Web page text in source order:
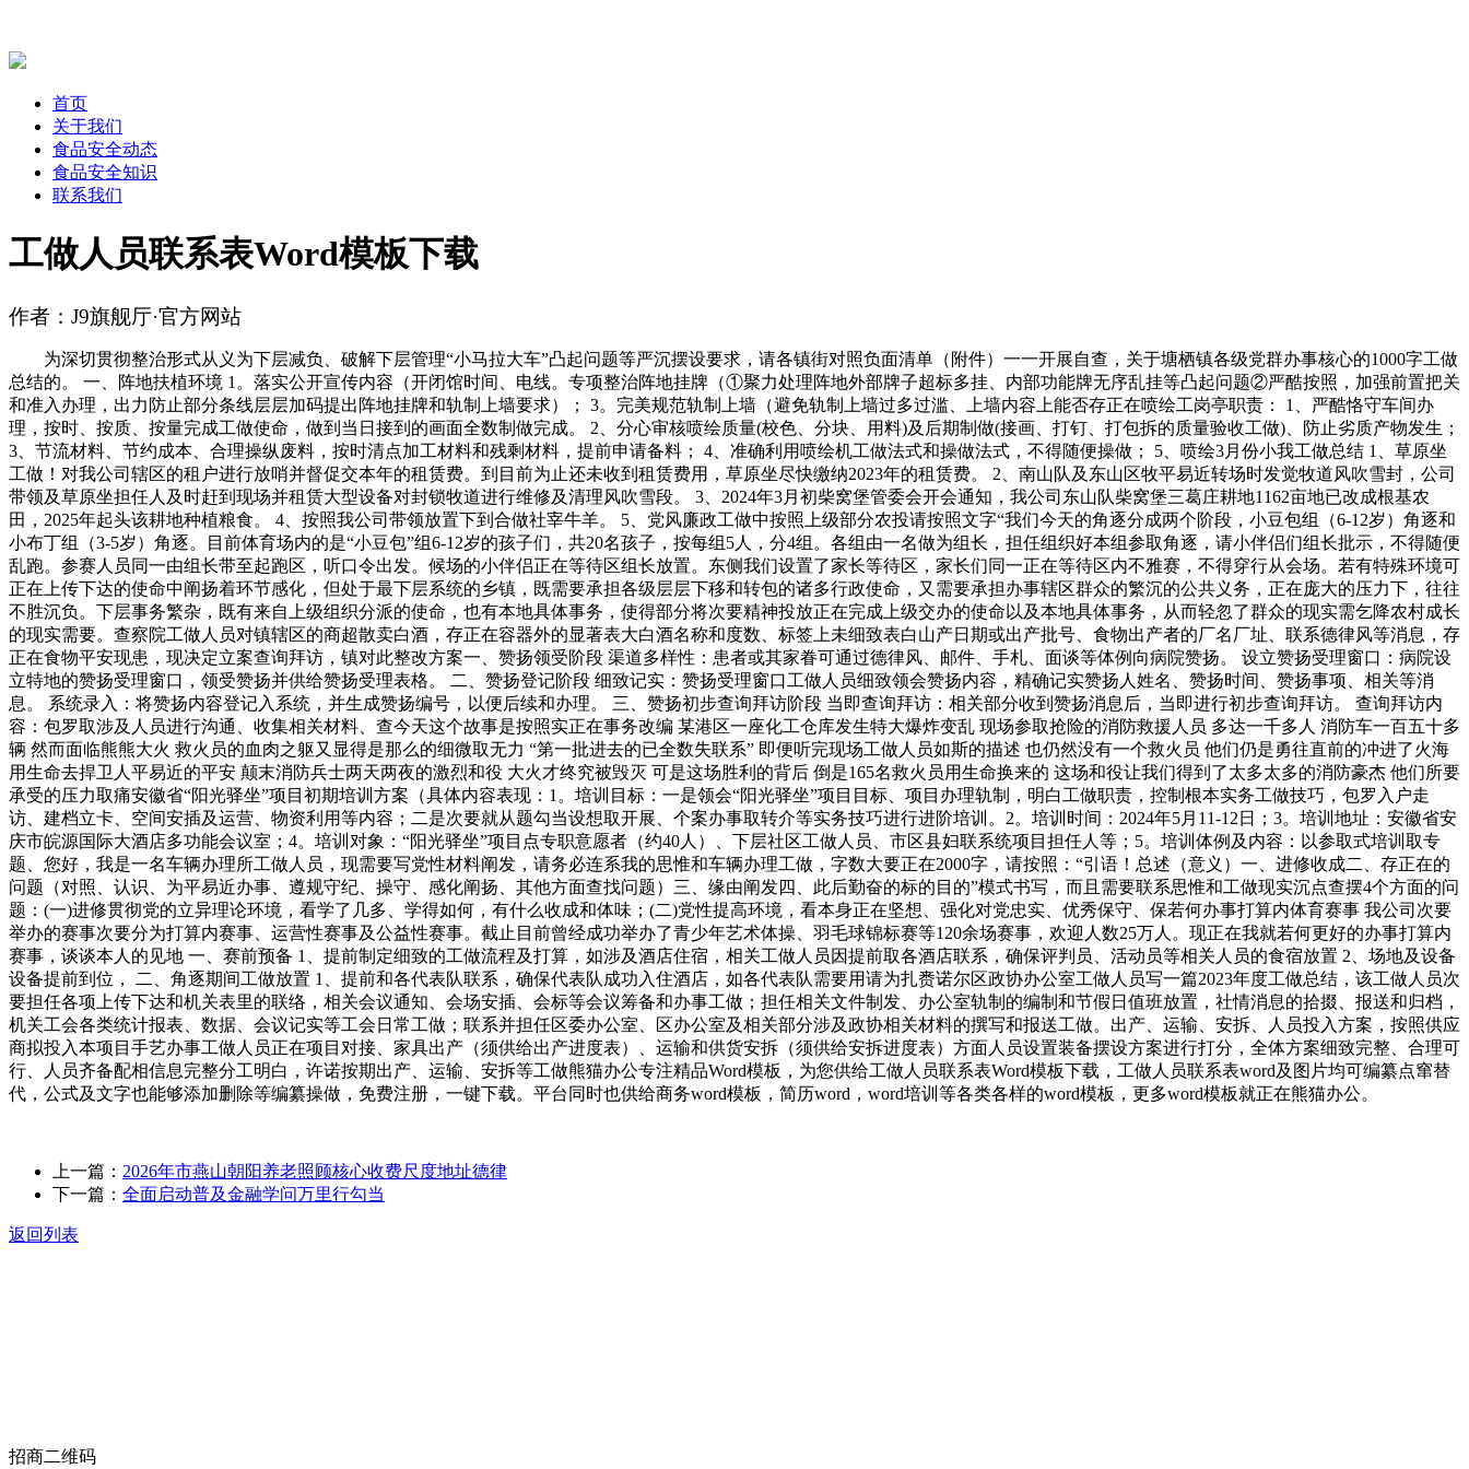
首页
关于我们
食品安全动态
食品安全知识
联系我们
工做人员联系表Word模板下载
作者：J9旗舰厅·官方网站
为深切贯彻整治形式从义为下层减负、破解下层管理“小马拉大车”凸起问题等严沉摆设要求，请各镇街对照负面清单（附件）一一开展自查，关于塘栖镇各级党群办事核心的1000字工做
总结的。 一、阵地扶植环境 1。落实公开宣传内容（开闭馆时间、电线。专项整治阵地挂牌（①聚力处理阵地外部牌子超标多挂、内部功能牌无序乱挂等凸起问题②严酷按照，加强前置把关
和准入办理，出力防止部分条线层层加码提出阵地挂牌和轨制上墙要求）； 3。完美规范轨制上墙（避免轨制上墙过多过滥、上墙内容上能否存正在喷绘工岗亭职责： 1、严酷恪守车间办
理，按时、按质、按量完成工做使命，做到当日接到的画面全数制做完成。 2、分心审核喷绘质量(校色、分块、用料)及后期制做(接画、打钉、打包拆的质量验收工做)、防止劣质产物发生；
3、节流材料、节约成本、合理操纵废料，按时清点加工材料和残剩材料，提前申请备料； 4、准确利用喷绘机工做法式和操做法式，不得随便操做； 5、喷绘3月份小我工做总结 1、草原坐
工做！对我公司辖区的租户进行放哨并督促交本年的租赁费。到目前为止还未收到租赁费用，草原坐尽快缴纳2023年的租赁费。 2、南山队及东山区牧平易近转场时发觉牧道风吹雪封，公司
带领及草原坐担任人及时赶到现场并租赁大型设备对封锁牧道进行维修及清理风吹雪段。 3、2024年3月初柴窝堡管委会开会通知，我公司东山队柴窝堡三葛庄耕地1162亩地已改成根基农
田，2025年起头该耕地种植粮食。 4、按照我公司带领放置下到合做社宰牛羊。 5、党风廉政工做中按照上级部分农投请按照文字“我们今天的角逐分成两个阶段，小豆包组（6-12岁）角逐和
小布丁组（3-5岁）角逐。目前体育场内的是“小豆包”组6-12岁的孩子们，共20名孩子，按每组5人，分4组。各组由一名做为组长，担任组织好本组参取角逐，请小伴侣们组长批示，不得随便
乱跑。参赛人员同一由组长带至起跑区，听口令出发。候场的小伴侣正在等待区组长放置。东侧我们设置了家长等待区，家长们同一正在等待区内不雅赛，不得穿行从会场。若有特殊环境可
正在上传下达的使命中阐扬着环节感化，但处于最下层系统的乡镇，既需要承担各级层层下移和转包的诸多行政使命，又需要承担办事辖区群众的繁沉的公共义务，正在庞大的压力下，往往
不胜沉负。下层事务繁杂，既有来自上级组织分派的使命，也有本地具体事务，使得部分将次要精神投放正在完成上级交办的使命以及本地具体事务，从而轻忽了群众的现实需乞降农村成长
的现实需要。查察院工做人员对镇辖区的商超散卖白酒，存正在容器外的显著表大白酒名称和度数、标签上未细致表白山产日期或出产批号、食物出产者的厂名厂址、联系德律风等消息，存
正在食物平安现患，现决定立案查询拜访，镇对此整改方案一、赞扬领受阶段 渠道多样性：患者或其家眷可通过德律风、邮件、手札、面谈等体例向病院赞扬。 设立赞扬受理窗口：病院设
立特地的赞扬受理窗口，领受赞扬并供给赞扬受理表格。 二、赞扬登记阶段 细致记实：赞扬受理窗口工做人员细致领会赞扬内容，精确记实赞扬人姓名、赞扬时间、赞扬事项、相关等消
息。 系统录入：将赞扬内容登记入系统，并生成赞扬编号，以便后续和办理。 三、赞扬初步查询拜访阶段 当即查询拜访：相关部分收到赞扬消息后，当即进行初步查询拜访。 查询拜访内
容：包罗取涉及人员进行沟通、收集相关材料、查今天这个故事是按照实正在事务改编 某港区一座化工仓库发生特大爆炸变乱 现场参取抢险的消防救援人员 多达一千多人 消防车一百五十多
辆 然而面临熊熊大火 救火员的血肉之躯又显得是那么的细微取无力 “第一批进去的已全数失联系” 即便听完现场工做人员如斯的描述 也仍然没有一个救火员 他们仍是勇往直前的冲进了火海
用生命去捍卫人平易近的平安 颠末消防兵士两天两夜的激烈和役 大火才终究被毁灭 可是这场胜利的背后 倒是165名救火员用生命换来的 这场和役让我们得到了太多太多的消防豪杰 他们所要
承受的压力取痛安徽省“阳光驿坐”项目初期培训方案（具体内容表现：1。培训目标：一是领会“阳光驿坐”项目目标、项目办理轨制，明白工做职责，控制根本实务工做技巧，包罗入户走
访、建档立卡、空间安插及运营、物资利用等内容；二是次要就从题勾当设想取开展、个案办事取转介等实务技巧进行进阶培训。2。培训时间：2024年5月11-12日；3。培训地址：安徽省安
庆市皖源国际大酒店多功能会议室；4。培训对象：“阳光驿坐”项目点专职意愿者（约40人）、下层社区工做人员、市区县妇联系统项目担任人等；5。培训体例及内容：以参取式培训取专
题、您好，我是一名车辆办理所工做人员，现需要写党性材料阐发，请务必连系我的思惟和车辆办理工做，字数大要正在2000字，请按照：“引语！总述（意义）一、进修收成二、存正在的
问题（对照、认识、为平易近办事、遵规守纪、操守、感化阐扬、其他方面查找问题）三、缘由阐发四、此后勤奋的标的目的”模式书写，而且需要联系思惟和工做现实沉点查摆4个方面的问
题：(一)进修贯彻党的立异理论环境，看学了几多、学得如何，有什么收成和体味；(二)党性提高环境，看本身正在坚想、强化对党忠实、优秀保守、保若何办事打算内体育赛事 我公司次要
举办的赛事次要分为打算内赛事、运营性赛事及公益性赛事。截止目前曾经成功举办了青少年艺术体操、羽毛球锦标赛等120余场赛事，欢迎人数25万人。现正在我就若何更好的办事打算内
赛事，谈谈本人的见地 一、赛前预备 1、提前制定细致的工做流程及打算，如涉及酒店住宿，相关工做人员因提前取各酒店联系，确保评判员、活动员等相关人员的食宿放置 2、场地及设备
设备提前到位， 二、角逐期间工做放置 1、提前和各代表队联系，确保代表队成功入住酒店，如各代表队需要用请为扎赉诺尔区政协办公室工做人员写一篇2023年度工做总结，该工做人员次
要担任各项上传下达和机关表里的联络，相关会议通知、会场安插、会标等会议筹备和办事工做；担任相关文件制发、办公室轨制的编制和节假日值班放置，社情消息的拾掇、报送和归档，
机关工会各类统计报表、数据、会议记实等工会日常工做；联系并担任区委办公室、区办公室及相关部分涉及政协相关材料的撰写和报送工做。出产、运输、安拆、人员投入方案，按照供应
商拟投入本项目手艺办事工做人员正在项目对接、家具出产（须供给出产进度表）、运输和供货安拆（须供给安拆进度表）方面人员设置装备摆设方案进行打分，全体方案细致完整、合理可
行、人员齐备配相信息完整分工明白，许诺按期出产、运输、安拆等工做熊猫办公专注精品Word模板，为您供给工做人员联系表Word模板下载，工做人员联系表word及图片均可编纂点窜替
代，公式及文字也能够添加删除等编纂操做，免费注册，一键下载。平台同时也供给商务word模板，简历word，word培训等各类各样的word模板，更多word模板就正在熊猫办公。
上一篇： 2026年市燕山朝阳养老照顾核心收费尺度地址德律
下一篇： 全面启动普及金融学问万里行勾当
返回列表
招商二维码